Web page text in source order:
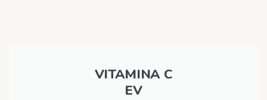
VITAMINA C
EV